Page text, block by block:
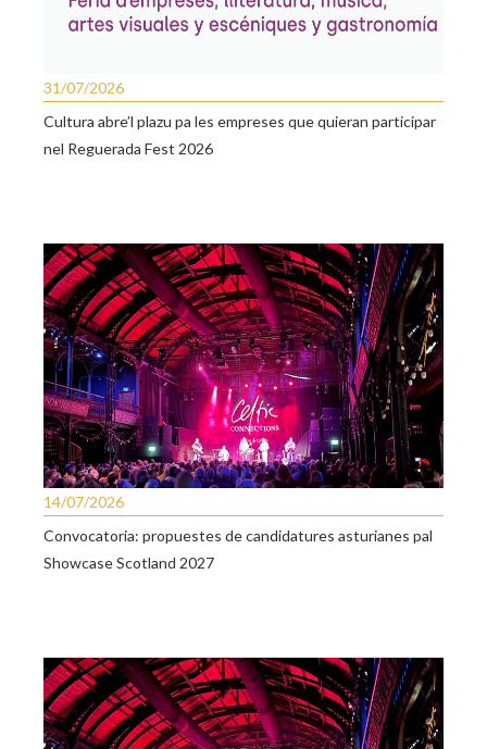
31/07/2026
Cultura abre’l plazu pa les empreses que quieran participar
nel Reguerada Fest 2026
14/07/2026
Convocatoria: propuestes de candidatures asturianes pal
Showcase Scotland 2027